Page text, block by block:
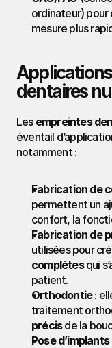
ordinateur) pour
mesure plus
dentaires
Les empreintes
éventail
notamment :
Fabrication de
permettent un
confort, la
Fabrication de
utilisées pour
complètes qui
patient.
Orthodontie :
traitement
précis de la
Pose